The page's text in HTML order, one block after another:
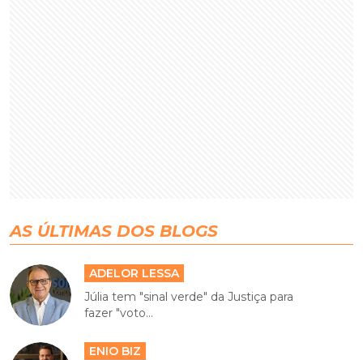
AS ÚLTIMAS DOS BLOGS
ADELOR LESSA
Júlia tem "sinal verde" da Justiça para
fazer "voto...
ENIO BIZ